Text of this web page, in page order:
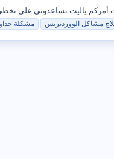
أمركم ياليت تساعدوني على
مشاكل الووردبريس مشكلة